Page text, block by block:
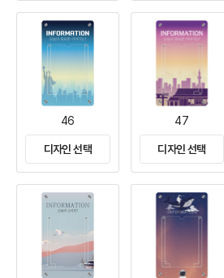
46
디자인 선택
47
디자인 선택